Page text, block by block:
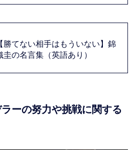
【勝てない相手はもういない】錦
圭の名言集（英語あり）
ーの努力や挑戦に関する